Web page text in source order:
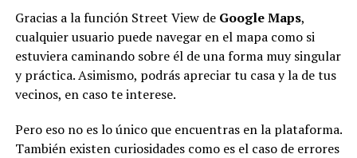
Gracias a la función Street View de Google Maps,
cualquier usuario puede navegar en el mapa como si
estuviera caminando sobre él de una forma muy singular
y práctica. Asimismo, podrás apreciar tu casa y la de tus
vecinos, en caso te interese.
Pero eso no es lo único que encuentras en la plataforma.
También existen curiosidades como es el caso de errores